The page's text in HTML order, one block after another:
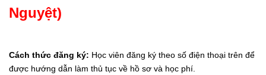
Nguyệt)
Cách thức đăng ký: Học viên đăng ký theo số điện thoại trên để
được hướng dẫn làm thủ tục về hồ sơ và học phí.